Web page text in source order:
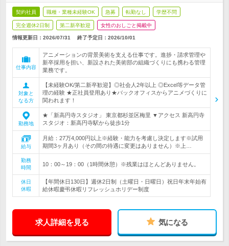
契約社員 職種・業種未経験OK 急募 転勤なし 学歴不問
完全週休2日制 第二新卒歓迎 女性のおしごと掲載中
情報更新日：2026/07/31 終了予定日： 2026/10/01
仕事内容
アニメーションの背景美術を支える仕事です。進捗・請求管理や
新卒採用を担い、新設された美術部の組織づくりにも携わる管理
業務です。
対象と
なる方
【未経験OK/第二新卒歓迎】◎社会人2年以上 ◎Excel等データ管
理の経験 ★正社員登用あり★バックオフィスからアニメづくりに
関われます！
勤務地
★「新高円寺スタジオ」 東京都杉並区梅里 ▼アクセス 新高円寺
スタジオ：新高円寺駅から徒歩1分
給与
月給：27万4,000円以上※経験・能力を考慮し決定します※試用
期間3ヶ月あり（その間の待遇に変更はありません）※上…
勤務
時間
10：00～19：00（1時間休憩）※残業はほとんどありません。
休日
休暇
【年間休日130日】週休2日制（土曜日・日曜日）祝日年末年始有
給休暇慶弔休暇リフレッシュホリデー制度
求人詳細を見る 気になる